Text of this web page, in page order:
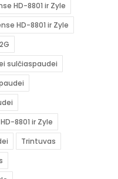
HD-8801 ir Zyle
HD-8801 ir Zyle
sulčiaspaudei
8801 ir Zyle
Trintuvas